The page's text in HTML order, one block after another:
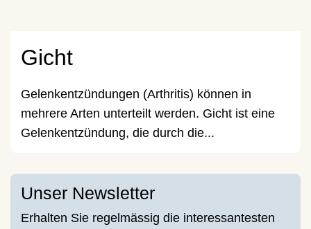
Gicht
Gelenkentzündungen (Arthritis) können in
mehrere Arten unterteilt werden. Gicht ist eine
Gelenkentzündung, die durch die...
Unser Newsletter
Erhalten Sie regelmässig die interessantesten